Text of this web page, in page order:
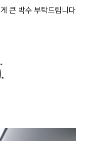
큰 박수 부탁드립니다